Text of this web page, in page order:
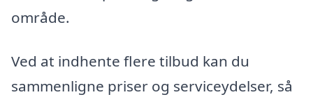
område.
Ved at indhente flere tilbud kan du
sammenligne priser og serviceydelser, så